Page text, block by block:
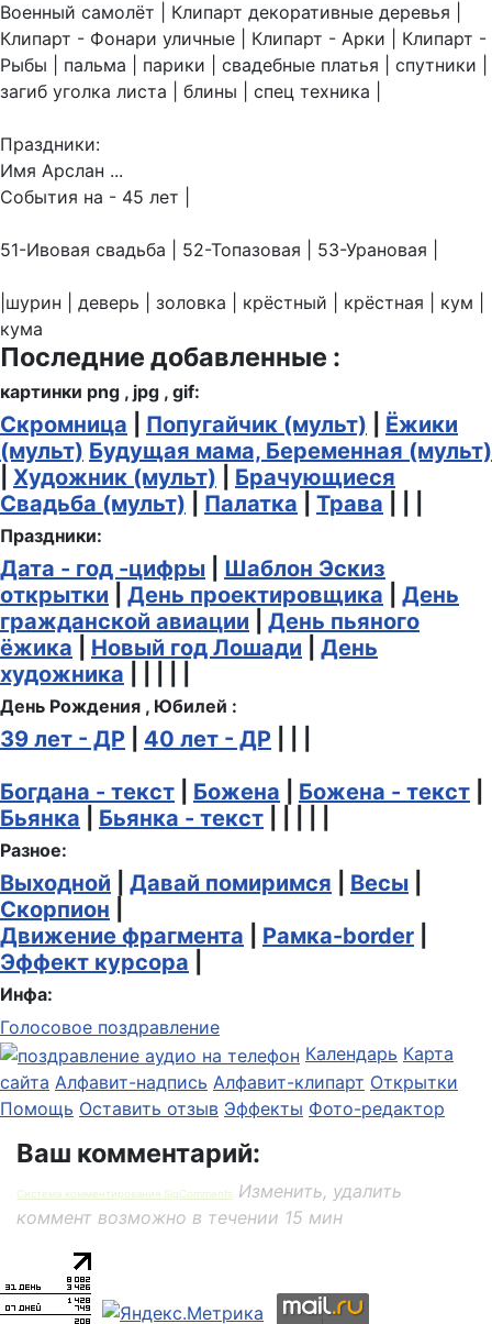
Военный самолёт | Клипарт декоративные деревья |
Клипарт - Фонари уличные | Клипарт - Арки | Клипарт -
Рыбы | пальма | парики | свадебные платья | спутники |
загиб уголка листа | блины | спец техника |
Праздники:
Имя Арслан ...
События на - 45 лет |
51-Ивовая свадьба | 52-Топазовая | 53-Урановая |
|шурин | деверь | золовка | крёстный | крёстная | кум |
кума
Последние добавленные :
картинки png , jpg , gif:
Скромница Попугайчик (мульт)
Ёжики
(мульт) Будущая мама, Беременная (мульт)
Художник (мульт)
Брачующиеся
Свадьба (мульт)
Палатка Трава
Праздники:
Дата - год -цифры
Шаблон Эскиз
открытки
День проектировщика
День
гражданской авиации
День пьяного
ёжика
Новый год Лошади
День
художника
День Рождения , Юбилей :
39 лет - ДР 40 лет - ДР
Богдана - текст
Божена Божена - текст
Бьянка
Бьянка - текст
Разное:
Выходной Давай помиримся Весы
Скорпион
Движение фрагмента
Рамка-border
Эффект курсора
Инфа:
Голосовое поздравление
Календарь Карта
сайта Алфавит-надпись Алфавит-клипарт Открытки
Помощь Оставить отзыв Эффекты Фото-редактор
Ваш комментарий:
Система комментирования SigComments
Изменить, удалить
коммент возможно в течении 15 мин